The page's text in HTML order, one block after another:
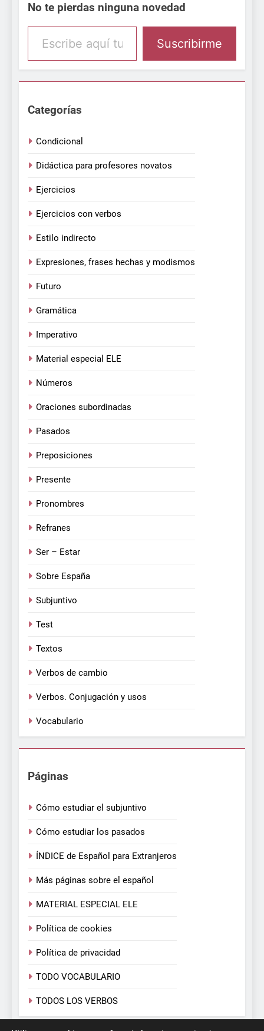
No te pierdas ninguna novedad
Escribe aquí tu email
Suscribirme
Categorías
Condicional
Didáctica para profesores novatos
Ejercicios
Ejercicios con verbos
Estilo indirecto
Expresiones, frases hechas y modismos
Futuro
Gramática
Imperativo
Material especial ELE
Números
Oraciones subordinadas
Pasados
Preposiciones
Presente
Pronombres
Refranes
Ser – Estar
Sobre España
Subjuntivo
Test
Textos
Verbos de cambio
Verbos. Conjugación y usos
Vocabulario
Páginas
Cómo estudiar el subjuntivo
Cómo estudiar los pasados
ÍNDICE de Español para Extranjeros
Más páginas sobre el español
MATERIAL ESPECIAL ELE
Política de cookies
Política de privacidad
TODO VOCABULARIO
TODOS LOS VERBOS